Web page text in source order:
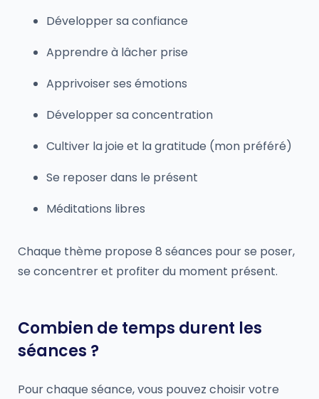
Développer sa confiance
Apprendre à lâcher prise
Apprivoiser ses émotions
Développer sa concentration
Cultiver la joie et la gratitude (mon préféré)
Se reposer dans le présent
Méditations libres
Chaque thème propose 8 séances pour se poser,
se concentrer et profiter du moment présent.
Combien de temps durent les
séances ?
Pour chaque séance, vous pouvez choisir votre